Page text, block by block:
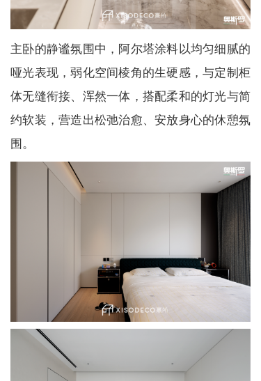
主卧的静谧氛围中，阿尔塔涂料以均匀细腻的
哑光表现，弱化空间棱角的生硬感，与定制柜
体无缝衔接、浑然一体，搭配柔和的灯光与简
约软装，营造出松弛治愈、安放身心的休憩氛
围。